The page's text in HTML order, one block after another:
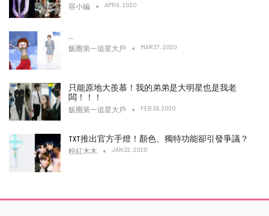
容小編 APR 9, 2020
飯圈第一追星大戶 MAR 27, 2020
只能原地大羨慕！我的弟弟是大明星也是我老
闆！！！
飯圈第一追星大戶 FEB 28, 2020
TXT推出官方手燈！顏色、獨特功能卻引發爭議？
粉紅木木 JAN 22, 2020